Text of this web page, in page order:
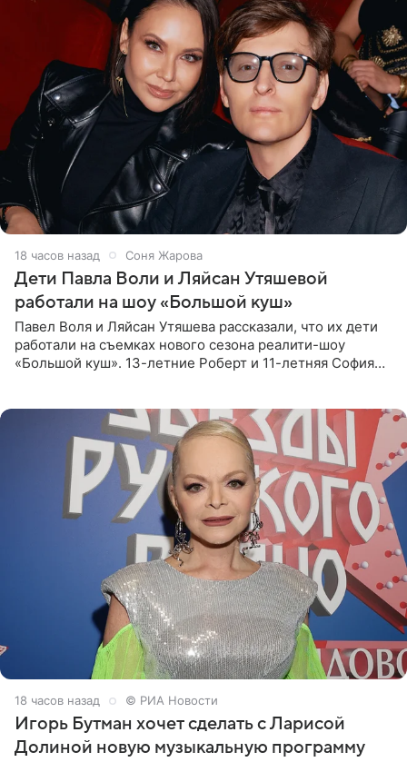
18 часов назад Соня Жарова
Дети Павла Воли и Ляйсан Утяшевой
работали на шоу «Большой куш»
Павел Воля и Ляйсан Утяшева рассказали, что их дети
работали на съемках нового сезона реалити-шоу
«Большой куш». 13-летние Роберт и 11-летняя София
18 часов назад © РИА Новости
Игорь Бутман хочет сделать с Ларисой
Долиной новую музыкальную программу